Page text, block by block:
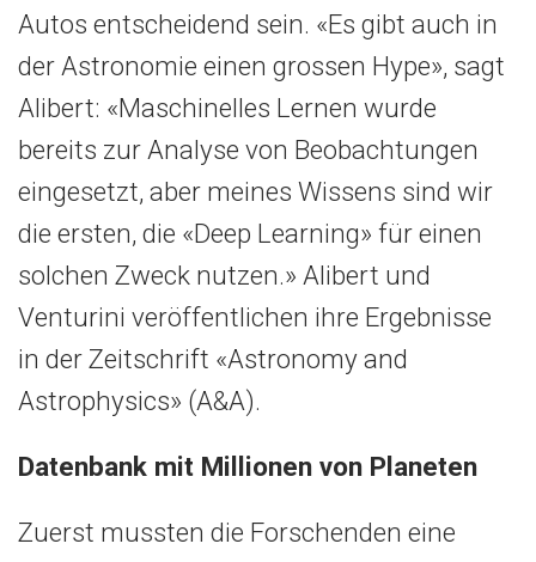
Autos entscheidend sein. «Es gibt auch in
der Astronomie einen grossen Hype», sagt
Alibert: «Maschinelles Lernen wurde
bereits zur Analyse von Beobachtungen
eingesetzt, aber meines Wissens sind wir
die ersten, die «Deep Learning» für einen
solchen Zweck nutzen.» Alibert und
Venturini veröffentlichen ihre Ergebnisse
in der Zeitschrift «Astronomy and
Astrophysics» (A&A).
Datenbank mit Millionen von Planeten
Zuerst mussten die Forschenden eine